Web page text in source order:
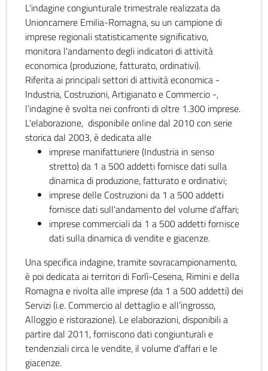
L’indagine congiunturale trimestrale realizzata da
Unioncamere Emilia-Romagna, su un campione di
imprese regionali statisticamente significativo,
monitora l'andamento degli indicatori di attività
economica (produzione, fatturato, ordinativi).
Riferita ai principali settori di attività economica -
Industria, Costruzioni, Artigianato e Commercio -,
l’indagine è svolta nei confronti di oltre 1.300 imprese.
L'elaborazione, disponibile online dal 2010 con serie
storica dal 2003, è dedicata alle
imprese manifatturiere (Industria in senso
stretto) da 1 a 500 addetti fornisce dati sulla
dinamica di produzione, fatturato e ordinativi;
imprese delle Costruzioni da 1 a 500 addetti
fornisce dati sull'andamento del volume d'affari;
imprese commerciali da 1 a 500 addetti fornisce
dati sulla dinamica di vendite e giacenze.
Una specifica indagine, tramite sovracampionamento,
è poi dedicata ai territori di Forlì-Cesena, Rimini e della
Romagna e rivolta alle imprese (da 1 a 500 addetti) dei
Servizi (i.e. Commercio al dettaglio e all’ingrosso,
Alloggio e ristorazione). Le elaborazioni, disponibili a
partire dal 2011, forniscono dati congiunturali e
tendenziali circa le vendite, il volume d’affari e le
giacenze.